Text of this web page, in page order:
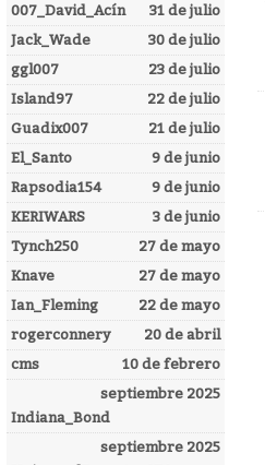
31 de julio
007_David_Acín
30 de julio
Jack_Wade
23 de julio
ggl007
22 de julio
Island97
21 de julio
Guadix007
9 de junio
El_Santo
9 de junio
Rapsodia154
3 de junio
KERIWARS
27 de mayo
Tynch250
27 de mayo
Knave
22 de mayo
Ian_Fleming
20 de abril
rogerconnery
10 de febrero
cms
septiembre 2025
Indiana_Bond
septiembre 2025